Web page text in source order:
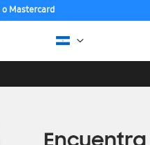
o Mastercard